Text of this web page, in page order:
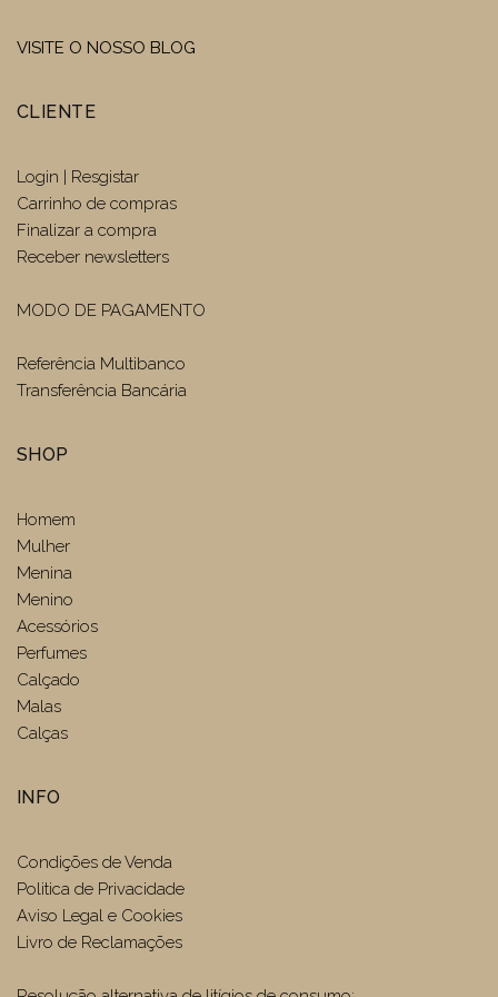
VISITE O NOSSO BLOG
CLIENTE
Login | Resgistar
Carrinho de compras
Finalizar a compra
Receber newsletters
MODO DE PAGAMENTO
Referência Multibanco
Transferência Bancária
SHOP
Homem
Mulher
Menina
Menino
Acessórios
Perfumes
Calçado
Malas
Calças
INFO
Condições de Venda
Politica de Privacidade
Aviso Legal e Cookies
Livro de Reclamações